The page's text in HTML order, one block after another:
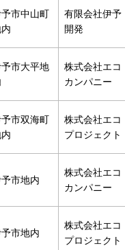
市中山町
有限会社伊予
開発
市大平地
株式会社エコ
カンパニー
市双海町
株式会社エコ
プロジェクト
市地内
株式会社エコ
カンパニー
市地内
株式会社エコ
プロジェクト